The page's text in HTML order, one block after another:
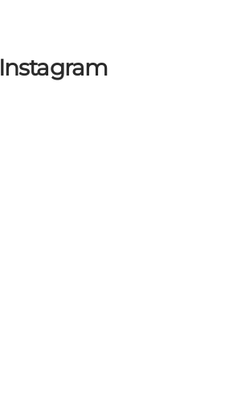
Instagram